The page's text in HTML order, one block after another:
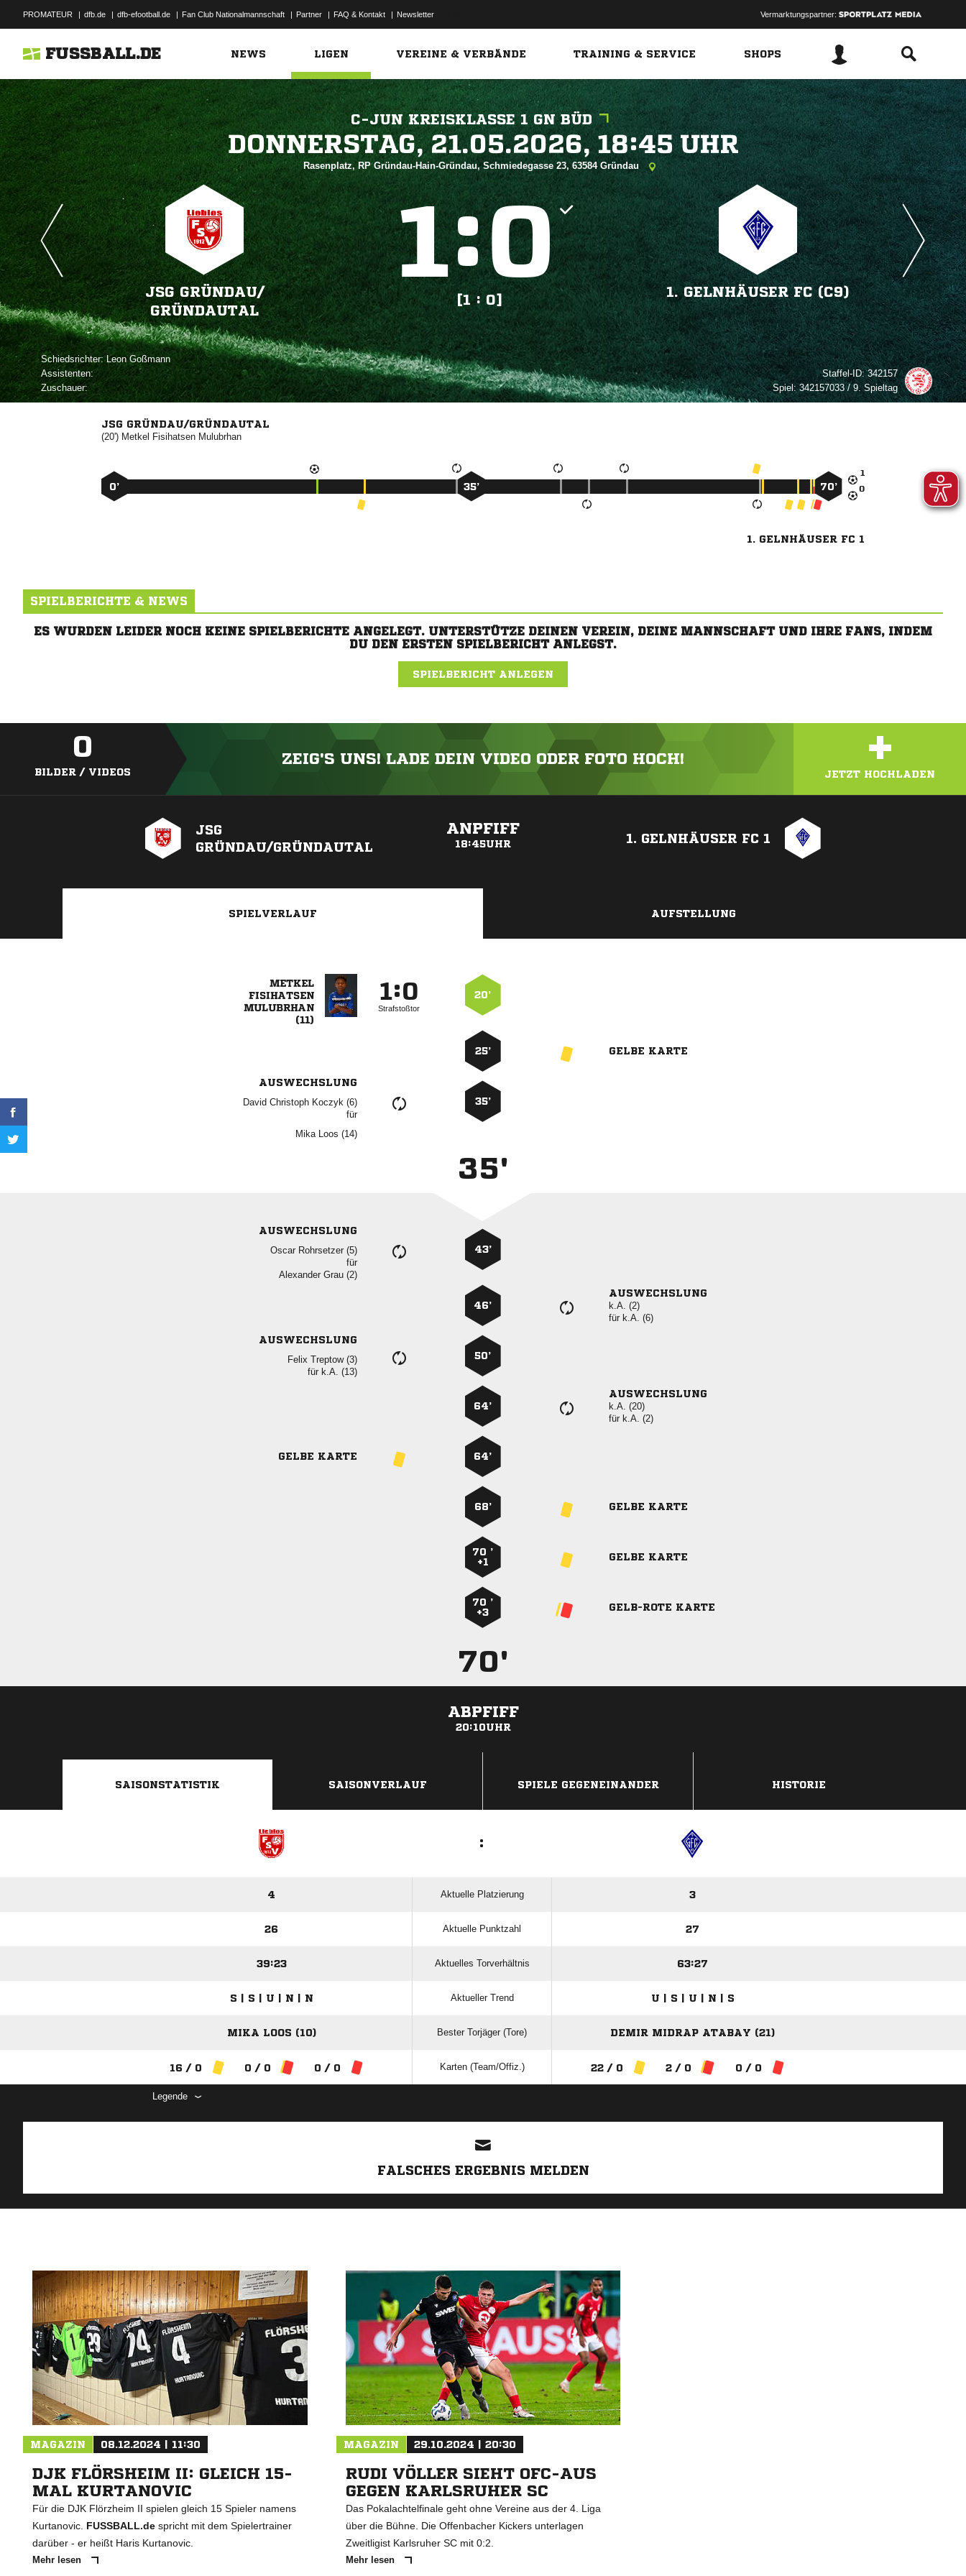
PROMATEUR | dfb.de | dfb-efootball.de | Fan Club Nationalmannschaft | Partner | FAQ & Kontakt | Newsletter Vermarktungspartner:
FUSSBALL.DE NEWS LIGEN VEREINE & VERBÄNDE TRAINING & SERVICE SHOPS
C-JUN KREISKLASSE 1 GN BÜD
   
Rasenplatz, RP Gründau-Hain-Gründau, Schmiedegasse 23, 63584 Gründau
JSG GRÜNDAU/​
GRÜNDAUTAL
:
[1 : 0]
1. GELNHÄUSER FC (C9)
Schiedsrichter: 
Assistenten:
Zuschauer:
Staffel-ID:342157
Spiel:342157033 / 9. Spieltag
JSG GRÜNDAU/GRÜNDAUTAL
(20')  


0’ 35’ 70’
1. GELNHÄUSER FC 1
SPIELBERICHTE & NEWS
ES WURDEN LEIDER NOCH KEINE SPIELBERICHTE ANGELEGT. UNTERSTÜTZE DEINEN VEREIN, DEINE MANNSCHAFT UND IHRE FANS, INDEM
DU DEN ERSTEN SPIELBERICHT ANLEGST.
SPIELBERICHT ANLEGEN
0
BILDER / VIDEOS
ZEIG'S UNS! LADE DEIN VIDEO ODER FOTO HOCH! +
JETZT HOCHLADEN
JSG
GRÜNDAU/GRÜNDAUTAL
ANPFIFF
18:45UHR 1. GELNHÄUSER FC 1
SPIELVERLAUF AUFSTELLUNG




:
Strafstoßtor
20’
25’ GELBE KARTE
AUSWECHSLUNG
   
für
  
35’
35'
AUSWECHSLUNG
  
für
  
43’
46’
AUSWECHSLUNG
k.A. (2)
für k.A. (6)
AUSWECHSLUNG
  
für k.A. (13)
50’
64’
AUSWECHSLUNG
k.A. (20)
für k.A. (2)
GELBE KARTE 64’
68’ GELBE KARTE
70 ’
+1
GELBE KARTE
70 ’
+3
GELB-ROTE KARTE
70'
ABPFIFF
20:10UHR
SAISONSTATISTIK SAISONVERLAUF SPIELE GEGENEINANDER HISTORIE
:
4 Aktuelle Platzierung 3
26 Aktuelle Punktzahl 27
39:23 Aktuelles Torverhältnis 63:27
S | S | U | N | N Aktueller Trend U | S | U | N | S
MIKA LOOS (10) Bester Torjäger (Tore) DEMIR MIDRAP ATABAY (21)
16 / 0 0 / 0 0 / 0 Karten (Team/Offiz.) 22 / 0 2 / 0 0 / 0
Legende
FALSCHES ERGEBNIS MELDEN
MAGAZIN 08.12.2024 | 11:30
DJK FLÖRSHEIM II: GLEICH 15-
MAL KURTANOVIC
Für die DJK Flörzheim II spielen gleich 15 Spieler namens
Kurtanovic. FUSSBALL.de spricht mit dem Spielertrainer
darüber - er heißt Haris Kurtanovic.
Mehr lesen
MAGAZIN 29.10.2024 | 20:30
RUDI VÖLLER SIEHT OFC-AUS
GEGEN KARLSRUHER SC
Das Pokalachtelfinale geht ohne Vereine aus der 4. Liga
über die Bühne. Die Offenbacher Kickers unterlagen
Zweitligist Karlsruher SC mit 0:2.
Mehr lesen